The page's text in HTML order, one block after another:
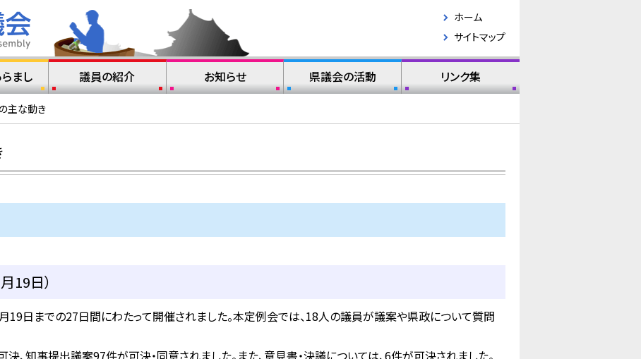
ホーム
サイトマップ
まし 議員の紹介 お知らせ 県議会の活動 リンク集
主な動き
19日）
日までの27日間にわたって開催されました。本定例会では、18人の議員が議案や県政について質問
、知事提出議案97件が可決・同意されました。また、意見書・決議については、6件が可決されました。